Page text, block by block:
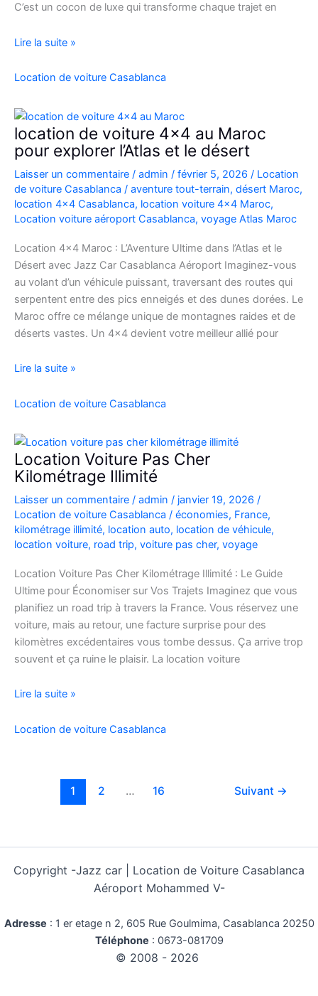
C’est un cocon de luxe qui transforme chaque trajet en
Location
Rover
Casablanca
Lire la suite »
Location de voiture Casablanca
location de voiture 4×4 au Maroc
pour explorer l’Atlas et le désert
Laisser un commentaire / admin / février 5, 2026 / Location
de voiture Casablanca / aventure tout-terrain, désert Maroc,
location 4x4 Casablanca, location voiture 4x4 Maroc,
Location voiture aéroport Casablanca, voyage Atlas Maroc
Location 4×4 Maroc : L’Aventure Ultime dans l’Atlas et le
Désert avec Jazz Car Casablanca Aéroport Imaginez-vous
au volant d’un véhicule puissant, traversant des routes qui
serpentent entre des pics enneigés et des dunes dorées. Le
Maroc offre ce mélange unique de montagnes raides et de
déserts vastes. Un 4×4 devient votre meilleur allié pour
location
voiture
au
Maroc
pour
explorer
l’Atlas
et
le
Lire la suite »
Location de voiture Casablanca
Location Voiture Pas Cher
Kilométrage Illimité
Laisser un commentaire / admin / janvier 19, 2026 /
Location de voiture Casablanca / économies, France,
kilométrage illimité, location auto, location de véhicule,
location voiture, road trip, voiture pas cher, voyage
Location Voiture Pas Cher Kilométrage Illimité : Le Guide
Ultime pour Économiser sur Vos Trajets Imaginez que vous
planifiez un road trip à travers la France. Vous réservez une
voiture, mais au retour, une facture surprise pour des
kilomètres excédentaires vous tombe dessus. Ça arrive trop
souvent et ça ruine le plaisir. La location voiture
Location
Pas
Lire la suite »
Location de voiture Casablanca
1 2 … 16 Suivant →
Copyright -Jazz car | Location de Voiture Casablanca
Aéroport Mohammed V-
Adresse : 1 er etage n 2, 605 Rue Goulmima, Casablanca 20250
Téléphone : 0673-081709
© 2008 - 2026